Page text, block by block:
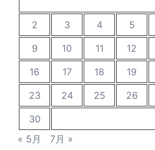
2
3 4 5
9
10 11 12
16
17 18 19
23
24 25 26
30
« 5月
7月 »